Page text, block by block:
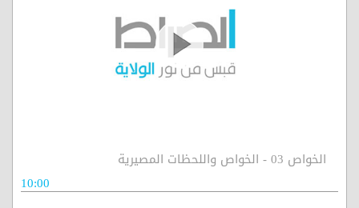
الخواص 03 - الخواص واللحظات المصيرية
10:00